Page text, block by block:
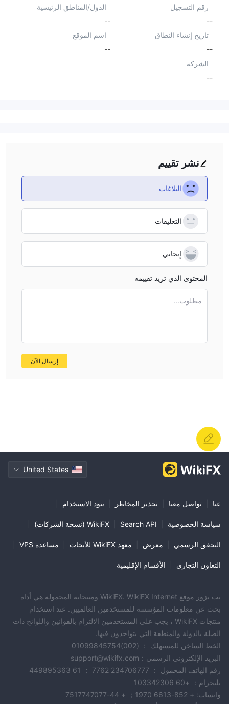
رقم التسجيل
--
الدول/المناطق الرئيسية
--
تاريخ إنشاء النطاق
--
اسم الموقع
--
الشركة
--
نشر تقييم
البلاغات
التعليقات
إيجابي
المحتوى الذي تريد تقييمه
مطلوب...
إرسال الآن
United States
عنا تواصل معنا تحذير المخاطر بنود الاستخدام
سياسة الخصوصية Search API WikiFX (نسخة الشركات)
التحقق الرسمي معرض معهد WikiFX للأبحاث مساعدة VPS
التعاون التجاري الأقسام الإقليمية
نت تزور موقع WikiFX. WikiFX Internet ومنتجاته المحمولة هي أداة
بحث عن معلومات المؤسسة للمستخدمين العالميين. عند استخدام
منتجات WikiFX ، يجب على المستخدمين الالتزام بالقوانين واللوائح ذات
الصلة بالدولة والمنطقة التي يتواجدون فيها.
الخط الساخن للمستهلك ： (002)01099845754
البريد الإلكتروني الرسمي：support@wikifx.com
رقم الهاتف المحمول ： 234706777 7762 ； 61 449895363
تليجرام： +60 103342306
واتساب: + 852-6613 1970； + 44-7517747077